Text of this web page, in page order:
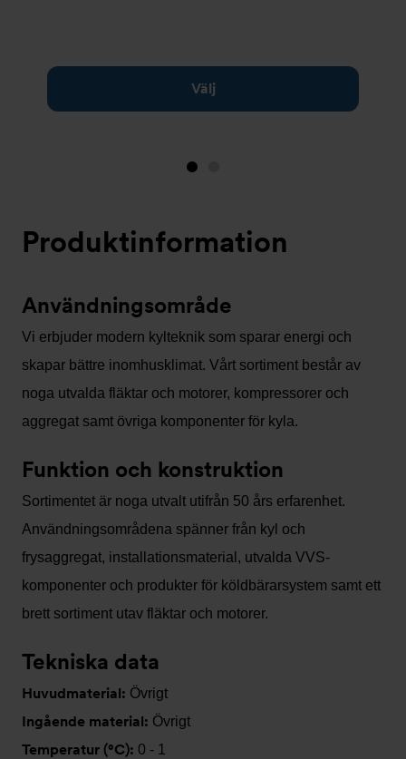
Välj
Bild
nu)
Produktinformation
Användningsområde
Vi erbjuder modern kylteknik som sparar energi och
skapar bättre inomhusklimat. Vårt sortiment består av
noga utvalda fläktar och motorer, kompressorer och
aggregat samt övriga komponenter för kyla.
Funktion och konstruktion
Sortimentet är noga utvalt utifrån 50 års erfarenhet.
Användningsområdena spänner från kyl och
frysaggregat, installationsmaterial, utvalda VVS-
komponenter och produkter för köldbärarsystem samt ett
brett sortiment utav fläktar och motorer.
Tekniska data
Huvudmaterial: Övrigt
Ingående material: Övrigt
Temperatur (°C): 0 - 1